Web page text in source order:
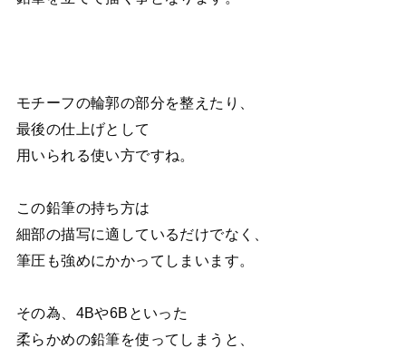
モチーフの輪郭の部分を整えたり、
最後の仕上げとして
用いられる使い方ですね。
この鉛筆の持ち方は
細部の描写に適しているだけでなく、
筆圧も強めにかかってしまいます。
その為、4Bや6Bといった
柔らかめの鉛筆を使ってしまうと、